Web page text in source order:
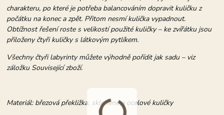
charakteru, po které je potřeba balancováním dopravit kuličku z
počátku na konec a zpět. Přitom nesmí kulička vypadnout.
Obtížnost řešení roste s velikostí použité kuličky – ke zvířátku jsou
přiloženy čtyři kuličky s látkovým pytlíkem.
Všechny čtyři labyrinty můžete výhodně pořídit jak sadu – viz
záložku Související zboží.
Materiál: březová překližka, skleněné a ocelové kuličky